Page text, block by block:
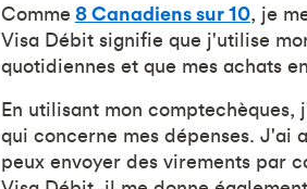
Comme 8 Canadiens sur 10, je
Visa Débit signifie que j'utilise
quotidiennes et que mes achats
En utilisant mon
qui concerne mes dépenses.
peux envoyer des virements par